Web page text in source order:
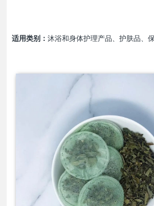
适用类别：沐浴和身体护理产品、护肤品、